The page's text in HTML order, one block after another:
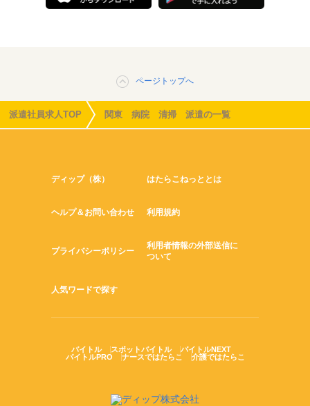
ページトップへ
派遣社員求人TOP 関東 病院 清掃 派遣の一覧
ディップ（株） はたらこねっととは
ヘルプ＆お問い合わせ 利用規約
プライバシーポリシー
利用者情報の外部送信に
ついて
人気ワードで探す
バイトル スポットバイトル
バイトルNEXT
バイトルPRO
ナースではたらこ 介護ではたらこ